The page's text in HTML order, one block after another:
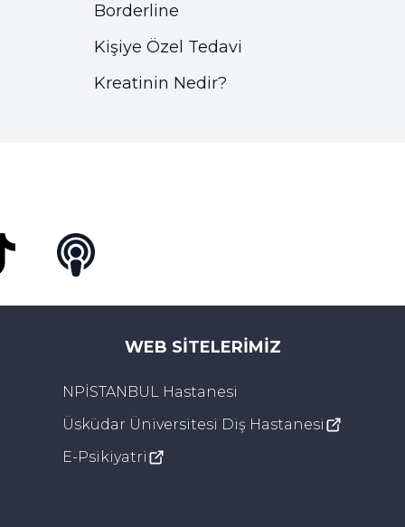
Borderline
Kişiye Özel Tedavi
Kreatinin Nedir?
WEB SITELERIMIZ
NPİSTANBUL Hastanesi
Üsküdar Üniversitesi Diş Hastanesi
E-Psikiyatri